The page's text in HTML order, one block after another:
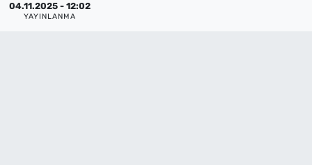
04.11.2025 - 12:02
YAYINLANMA